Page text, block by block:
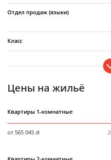
Отдел продаж (языки)
Класс
Количество квартир в комплексе
Количество свободных квартир
Паркинг
Цены на жильё
Квартиры 1-комнатные
от 565 045 zł